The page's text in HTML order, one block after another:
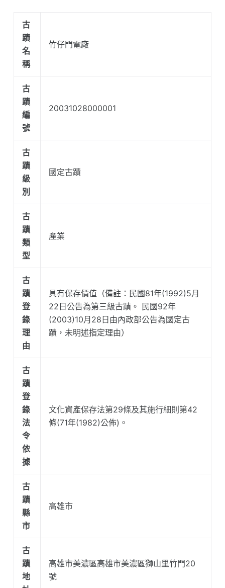
古
蹟
名
稱
竹仔門電廠
古
蹟
編
號
20031028000001
古
蹟
級
別
國定古蹟
古
蹟
類
型
產業
古
蹟
登
錄
理
由
具有保存價值（備註：民國81年(1992)5月
22日公告為第三級古蹟。 民國92年
(2003)10月28日由內政部公告為國定古
蹟，未明述指定理由）
古
蹟
登
錄
法
令
依
據
文化資產保存法第29條及其施行細則第42
條(71年(1982)公佈)。
古
蹟
縣
市
高雄市
古
蹟
地
高雄市美濃區高雄市美濃區獅山里竹門20
號